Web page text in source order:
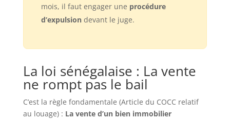
mois, il faut engager une procédure
d’expulsiondevant le juge.
La loi sénégalaise : La vente
ne rompt pas le bail
C’est la règle fondamentale (Article du COCC relatif
au louage) : La vente d’un bien immobilier